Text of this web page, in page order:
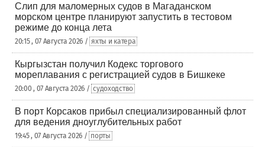
Слип для маломерных судов в Магаданском
морском центре планируют запустить в тестовом
режиме до конца лета
20:15 , 07 Августа 2026 / яхты и катера
Кыргызстан получил Кодекс торгового
мореплавания с регистрацией судов в Бишкеке
20:00 , 07 Августа 2026 / судоходство
В порт Корсаков прибыл специализированный флот
для ведения дноуглубительных работ
19:45 , 07 Августа 2026 / порты